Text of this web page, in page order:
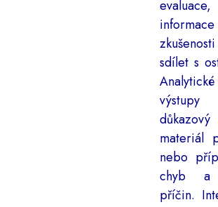
sdílet s
Analytické
důkazový
materiál
nebo
chyb a
příčin.